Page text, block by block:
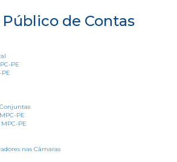
de Contas
PE
PE
PE
nas Câmaras